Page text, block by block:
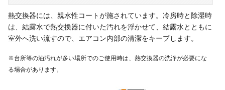
熱交換器には、親水性コートが施されています。冷房時と除湿時
は、結露水で熱交換器に付いた汚れを浮かせて、結露水とともに
室外へ洗い流すので、エアコン内部の清潔をキープします。
※台所等の油汚れが多い場所でのご使用時は、熱交換器の洗浄が必要にな
る場合があります。